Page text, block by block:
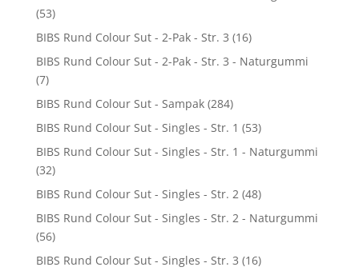
(53)
BIBS Rund Colour Sut - 2-Pak - Str. 3 (16)
BIBS Rund Colour Sut - 2-Pak - Str. 3 - Naturgummi
(7)
BIBS Rund Colour Sut - Sampak (284)
BIBS Rund Colour Sut - Singles - Str. 1 (53)
BIBS Rund Colour Sut - Singles - Str. 1 - Naturgummi
(32)
BIBS Rund Colour Sut - Singles - Str. 2 (48)
BIBS Rund Colour Sut - Singles - Str. 2 - Naturgummi
(56)
BIBS Rund Colour Sut - Singles - Str. 3 (16)